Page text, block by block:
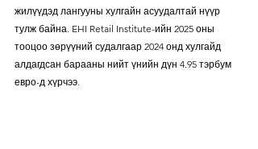
жилүүдэд лангууны хулгайн асуудалтай нүүр
тулж байна. EHI Retail Institute-ийн 2025 оны
тооцоо зөрүүний судалгаар 2024 онд хулгайд
алдагдсан барааны нийт үнийн дүн 4.95 тэрбум
евро-д хүрчээ.